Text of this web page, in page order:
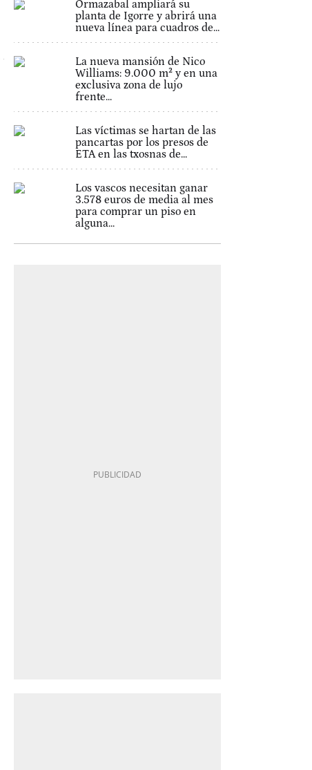
Ormazabal ampliará su
planta de Igorre y abrirá una
nueva línea para cuadros de...
La nueva mansión de Nico
Williams: 9.000 m² y en una
exclusiva zona de lujo
frente...
Las víctimas se hartan de las
pancartas por los presos de
ETA en las txosnas de...
Los vascos necesitan ganar
3.578 euros de media al mes
para comprar un piso en
alguna...